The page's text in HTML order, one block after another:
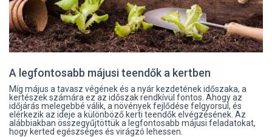
A legfontosabb májusi teendők a kertben
Míg május a tavasz végének és a nyár kezdetének időszaka, a
kertészek számára ez az időszak rendkívül fontos. Ahogy az
időjárás melegebbé válik, a növények fejlődése felgyorsul, és
elérkezik az ideje a különböző kerti teendők elvégzésének. Az
alábbiakban összegyűjtöttük a legfontosabb májusi feladatokat,
hogy kerted egészséges és virágzó lehessen.